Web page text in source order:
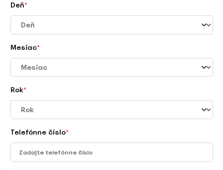
Deň*
Mesiac*
Rok*
Telefónne číslo*